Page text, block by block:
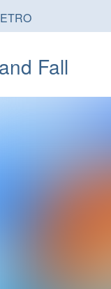
HRY
Fall